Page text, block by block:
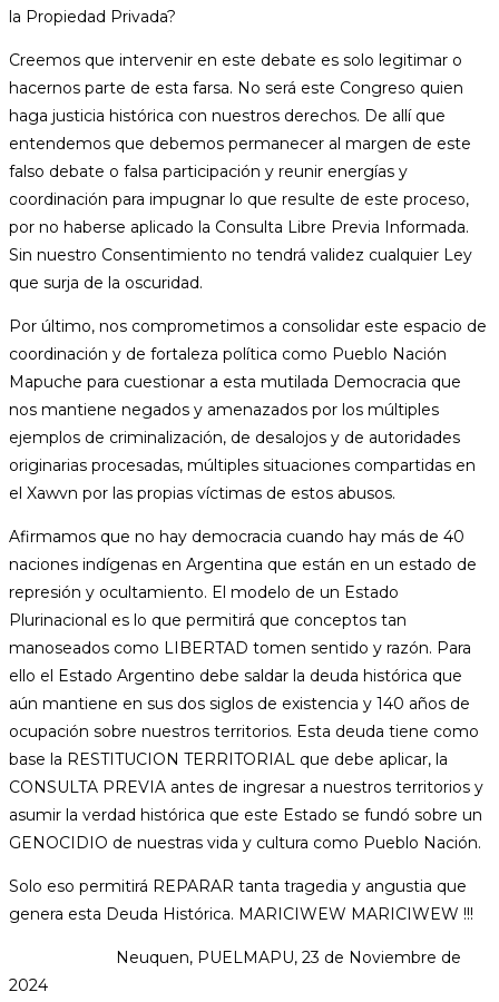
la Propiedad Privada?
Creemos que intervenir en este debate es solo legitimar o
hacernos parte de esta farsa. No será este Congreso quien
haga justicia histórica con nuestros derechos. De allí que
entendemos que debemos permanecer al margen de este
falso debate o falsa participación y reunir energías y
coordinación para impugnar lo que resulte de este proceso,
por no haberse aplicado la Consulta Libre Previa Informada.
Sin nuestro Consentimiento no tendrá validez cualquier Ley
que surja de la oscuridad.
Por último, nos comprometimos a consolidar este espacio de
coordinación y de fortaleza política como Pueblo Nación
Mapuche para cuestionar a esta mutilada Democracia que
nos mantiene negados y amenazados por los múltiples
ejemplos de criminalización, de desalojos y de autoridades
originarias procesadas, múltiples situaciones compartidas en
el Xawvn por las propias víctimas de estos abusos.
Afirmamos que no hay democracia cuando hay más de 40
naciones indígenas en Argentina que están en un estado de
represión y ocultamiento. El modelo de un Estado
Plurinacional es lo que permitirá que conceptos tan
manoseados como LIBERTAD tomen sentido y razón. Para
ello el Estado Argentino debe saldar la deuda histórica que
aún mantiene en sus dos siglos de existencia y 140 años de
ocupación sobre nuestros territorios. Esta deuda tiene como
base la RESTITUCION TERRITORIAL que debe aplicar, la
CONSULTA PREVIA antes de ingresar a nuestros territorios y
asumir la verdad histórica que este Estado se fundó sobre un
GENOCIDIO de nuestras vida y cultura como Pueblo Nación.
Solo eso permitirá REPARAR tanta tragedia y angustia que
genera esta Deuda Histórica. MARICIWEW MARICIWEW !!!
Neuquen, PUELMAPU, 23 de Noviembre de
2024